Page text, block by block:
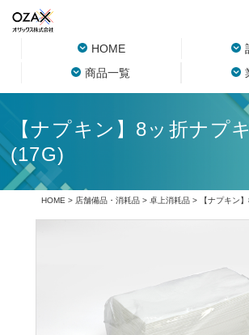
HOME
商品一覧
【ナプキン】8ッ折ナプ
(17G)
HOME > 店舗備品・消耗品> 卓上消耗品> 【ナプキン】